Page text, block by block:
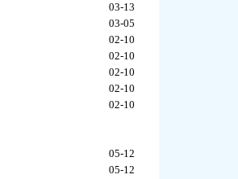
03-13
03-05
02-10
02-10
02-10
02-10
02-10
05-12
05-12